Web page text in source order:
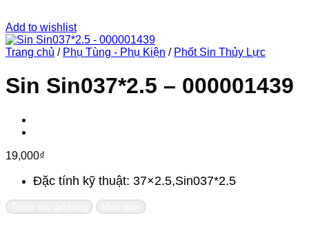
Add to wishlist
Trang chủ / Phụ Tùng - Phụ Kiện / Phốt Sin Thủy Lực
Sin Sin037*2.5 – 000001439
19,000₫
Đặc tính kỹ thuật: 37×2.5,Sin037*2.5